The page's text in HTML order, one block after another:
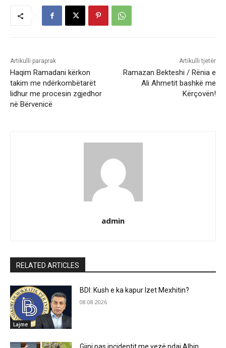
Artikulli paraprak
Haqim Ramadani kërkon
takim me ndërkombëtarët
lidhur me procesin zgjedhor
në Bërvenicë
Artikulli tjetër
Ramazan Bekteshi / Rënia e
Ali Ahmetit bashkë me
Kërçovën!
admin
RELATED ARTICLES
Lajme
BDI: Kush e ka kapur Izet Mexhitin?
08.08.2026